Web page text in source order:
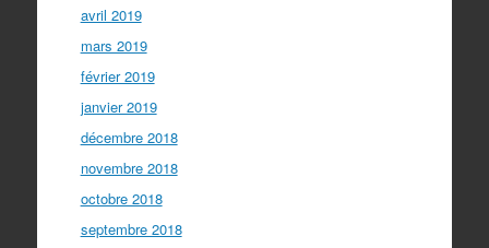
avril 2019
mars 2019
février 2019
janvier 2019
décembre 2018
novembre 2018
octobre 2018
septembre 2018